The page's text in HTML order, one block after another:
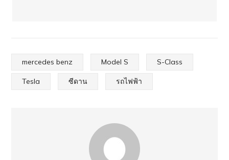
mercedes benz Model S S-Class
Tesla ซีดาน รถไฟฟ้า